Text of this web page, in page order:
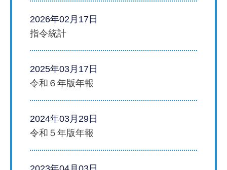
2026年02月17日
指令統計
2025年03月17日
令和６年版年報
2024年03月29日
令和５年版年報